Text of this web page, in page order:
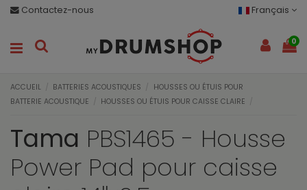
Contactez-nous Français
0
ACCUEIL BATTERIES ACOUSTIQUES
HOUSSES OU ÉTUIS POUR
BATTERIE ACOUSTIQUE
HOUSSES OU ÉTUIS POUR CAISSE CLAIRE
Tama PBS1465 - Housse
Power Pad pour caisse